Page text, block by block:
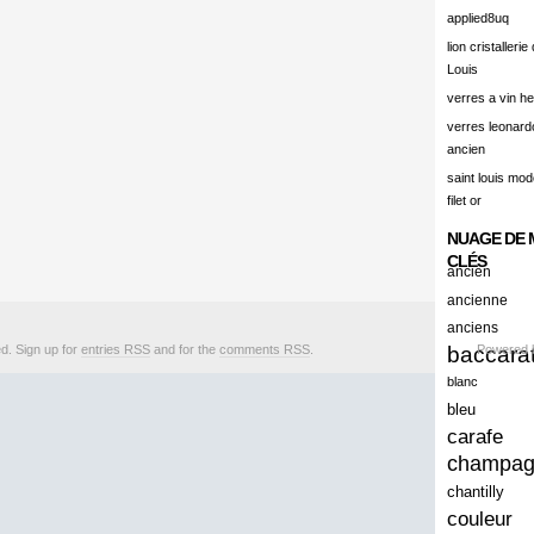
alisation
amazing
america
amiante
ancien
ancienes
ancienne
anciennes
anciens
ancient
anecdotes
applied8uq
lion cristallerie
Louis
verres a vin
verres
ancien
saint louis
filet or
NUAGE DE
CLÉS
ancien
ancienne
anciens
blanc
bleu
carafe
chantilly
couleur
Sign up for entries RSS and for the comments RSS Powered